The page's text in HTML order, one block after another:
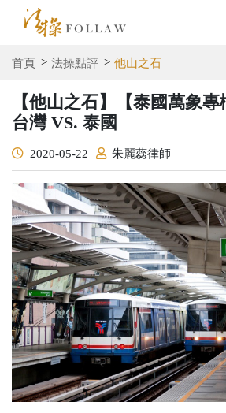
首頁 法操點評 他山之石
【他山之石】【泰國萬象
台灣 VS. 泰國
2020-05-22 朱麗蕊律師